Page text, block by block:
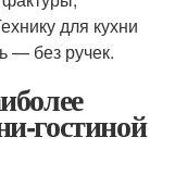
для кухни
— без ручек.
гостиной